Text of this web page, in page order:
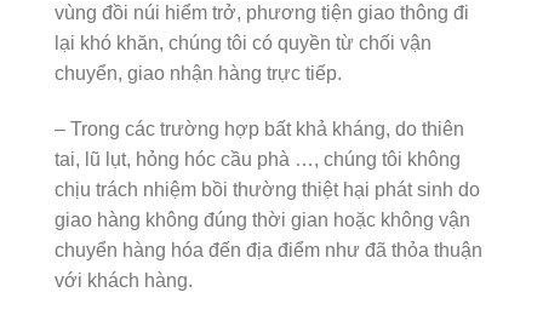
vùng đồi núi hiểm trở, phương tiện giao thông đi
lại khó khăn, chúng tôi có quyền từ chối vận
chuyển, giao nhận hàng trực tiếp.
– Trong các trường hợp bất khả kháng, do thiên
tai, lũ lụt, hỏng hóc cầu phà …, chúng tôi không
chịu trách nhiệm bồi thường thiệt hại phát sinh do
giao hàng không đúng thời gian hoặc không vận
chuyển hàng hóa đến địa điểm như đã thỏa thuận
với khách hàng.